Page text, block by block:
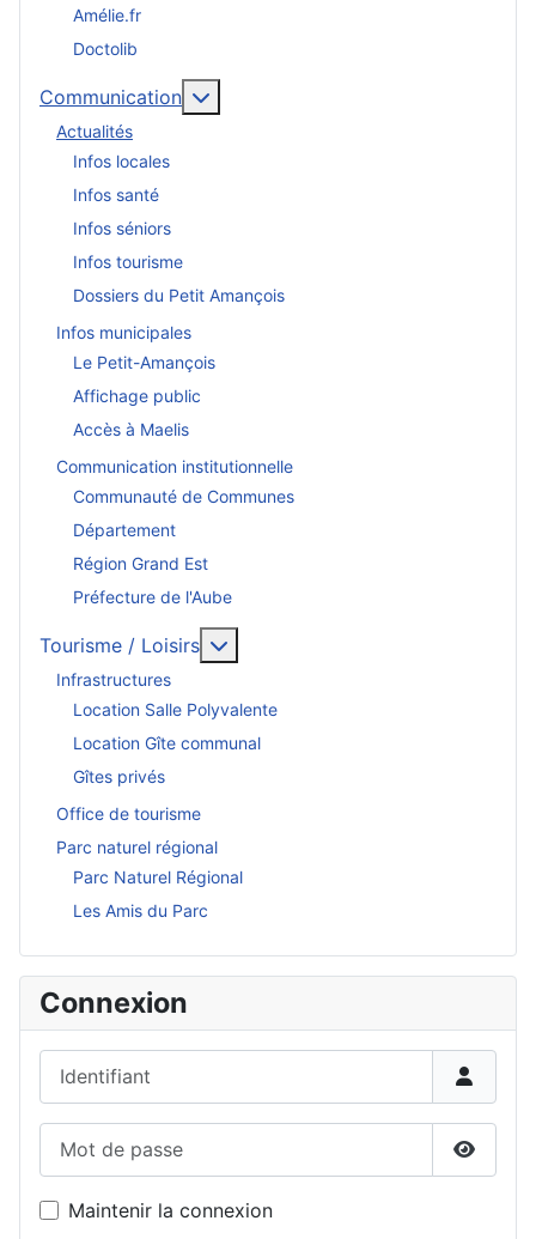
Amélie.fr
Doctolib
Communication
Actualités
Infos locales
Infos santé
Infos séniors
Infos tourisme
Dossiers du Petit Amançois
Infos municipales
Le Petit-Amançois
Affichage public
Accès à Maelis
Communication institutionnelle
Communauté de Communes
Département
Région Grand Est
Préfecture de l'Aube
Tourisme / Loisirs
Infrastructures
Location Salle Polyvalente
Location Gîte communal
Gîtes privés
Office de tourisme
Parc naturel régional
Parc Naturel Régional
Les Amis du Parc
Connexion
Maintenir la connexion